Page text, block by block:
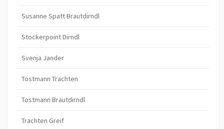
Susanne Spatt Brautdirndl
Stockerpoint Dirndl
Svenja Jander
Tostmann Trachten
Tostmann Brautdirndl
Trachten Greif